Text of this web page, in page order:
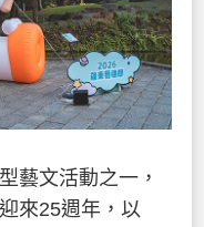
藝文活動之一，
來25週年，以